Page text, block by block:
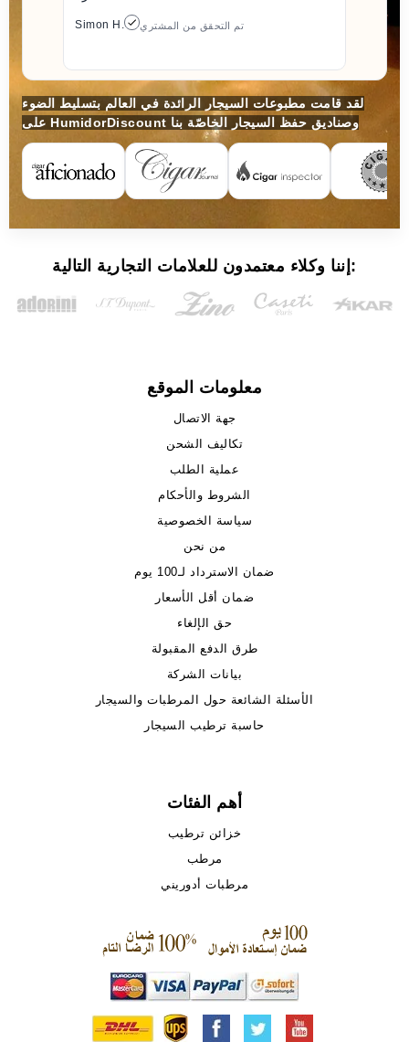
Simon H. تم التحقق من المشتري
لقد قامت مطبوعات السيجار الرائدة في العالم بتسليط الضوء
على HumidorDiscount وصناديق حفظ السيجار الخاصّة بنا
إننا وكلاء معتمدون للعلامات التجارية التالية:
معلومات الموقع
جهة الاتصال
تكاليف الشحن
عملية الطلب
الشروط والأحكام
سياسة الخصوصية
من نحن
ضمان الاسترداد لـ100 يوم
ضمان أقل الأسعار
حق الإلغاء
طرق الدفع المقبولة
بيانات الشركة
الأسئلة الشائعة حول المرطبات والسيجار
حاسبة ترطيب السيجار
أهم الفئات
خزائن ترطيب
مرطب
مرطبات أدوريني